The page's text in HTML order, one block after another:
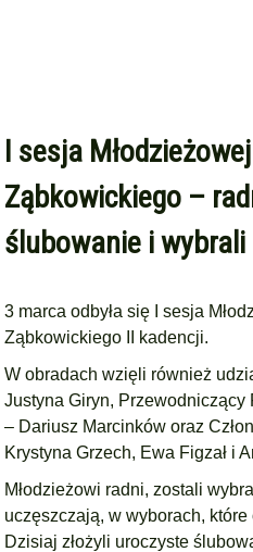
I sesja
Ząbkowickiego –
ślubowanie i
3 marca odbyła się I sesja
Ząbkowickiego II kadencji.
W obradach wzięli również
Justyna Giryn,
– Dariusz Marcinków oraz
Krystyna Grzech, Ewa Figzał i
Młodzieżowi radni, zostali
uczęszczają, w wyborach, które
Dzisiaj złożyli uroczyste